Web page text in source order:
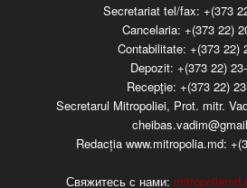
Secretariat tel/fax: +(373
Cancelaria: +(373 22)
Contabilitate: +(373 22)
Depozit: +(373 22)
Recepţie: +(373 22)
Secretarul Mitropoliei, Prot. mitr.
Redacția www.mitropolia.md:
Свяжитесь с нами: